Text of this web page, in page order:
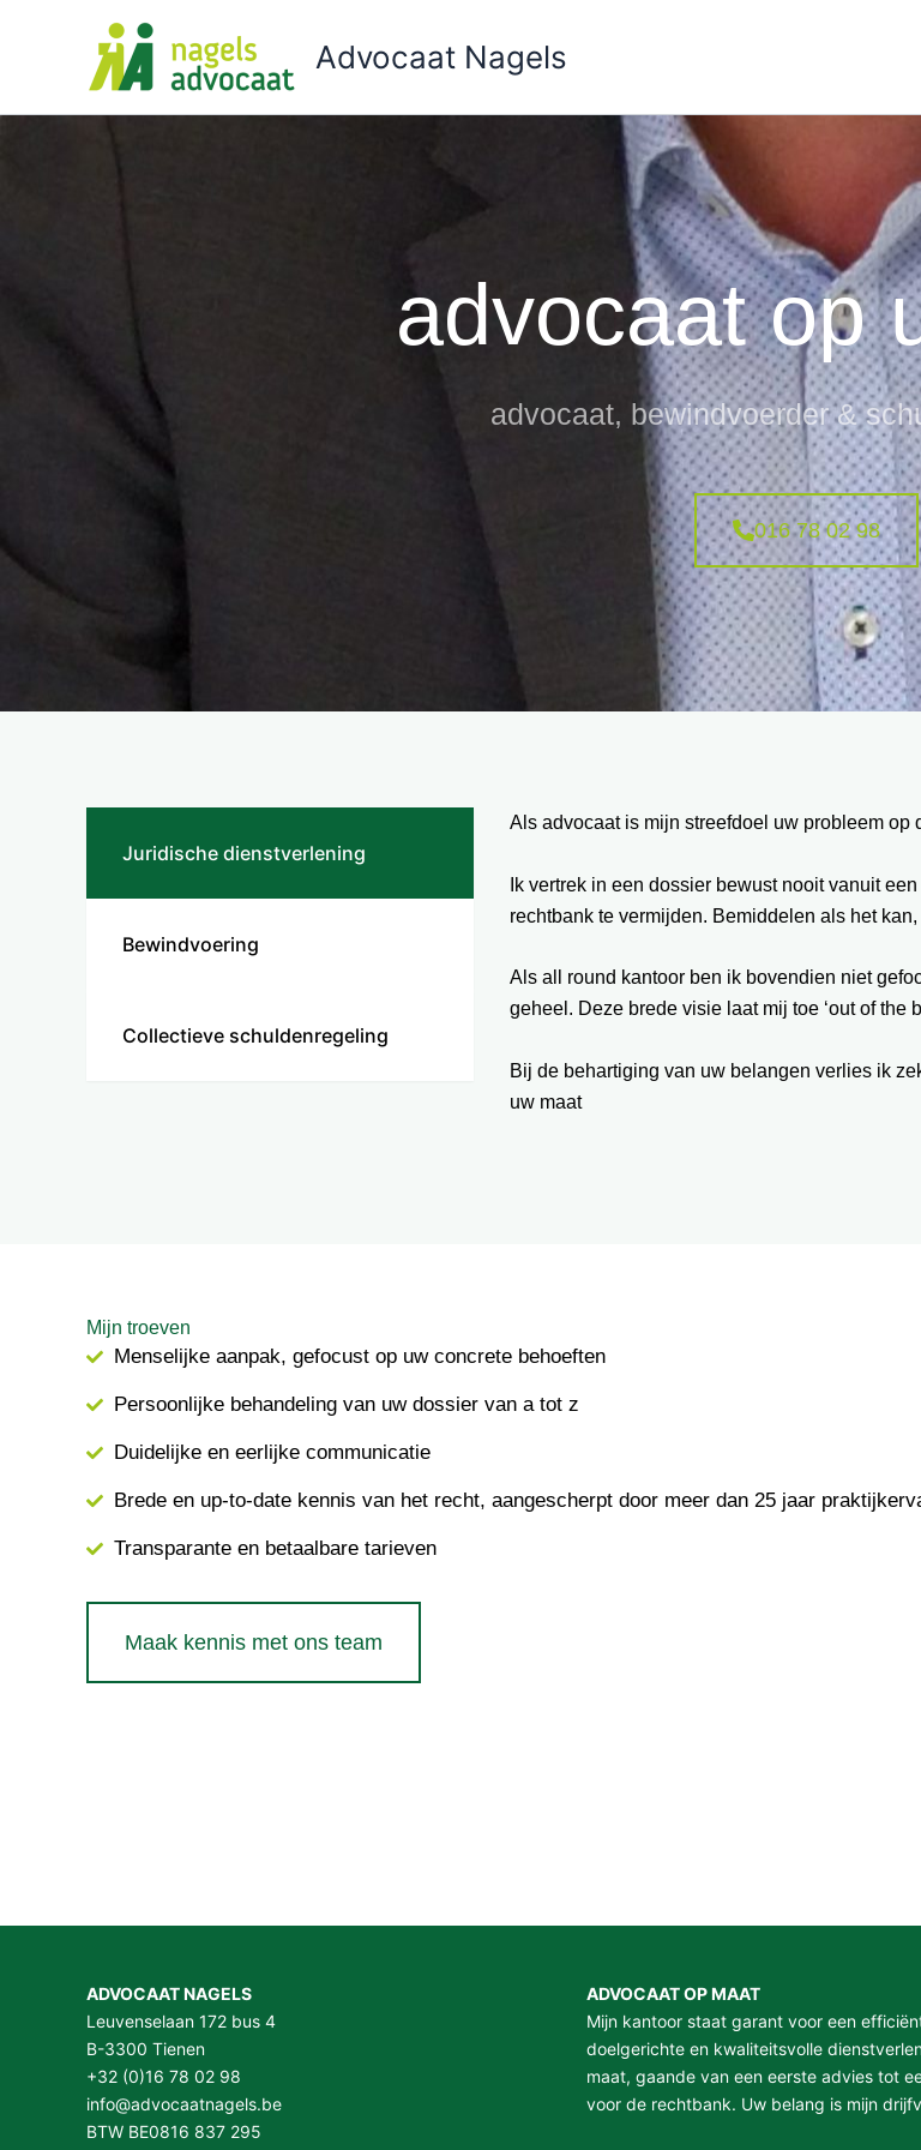
inhoud
Advocaat Nagels
advocaat op
advocaat, bewindvoerder &
016 78 02 98
Juridische dienstverlening
Bewindvoering
Collectieve schuldenregeling
Als advocaat is mijn streefdoel uw probleem op
Ik vertrek in een dossier bewust nooit vanuit
rechtbank te vermijden. Bemiddelen als het
Als all round kantoor ben ik bovendien niet
geheel. Deze brede visie laat mij toe ‘out of the
Bij de behartiging van uw belangen verlies ik
uw maat
Mijn troeven
Menselijke aanpak, gefocust op uw concrete behoeften
Persoonlijke behandeling van uw dossier van a tot z
Duidelijke en eerlijke communicatie
Brede en up-to-date kennis van het recht, aangescherpt door meer dan 25 jaar
Transparante en betaalbare tarieven
Maak kennis met ons team
ADVOCAAT NAGELS
Leuvenselaan 172 bus 4
B-3300 Tienen
+32 (0)16 78 02 98
info@advocaatnagels.be
BTW BE0816 837 295
ADVOCAAT OP MAAT
Mijn kantoor staat garant voor een
doelgerichte en kwaliteitsvolle
maat, gaande van een eerste advies tot
voor de rechtbank. Uw belang is mijn